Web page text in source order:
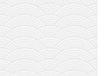
sai
timbei rochin
tsunami dojo
program
snimci nastupa